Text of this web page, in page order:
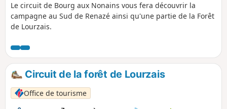
Le circuit de Bourg aux Nonains vous fera découvrir la
campagne au Sud de Renazé ainsi qu'une partie de la Forêt
de Lourzais.
Circuit de la forêt de Lourzais
Office de tourisme